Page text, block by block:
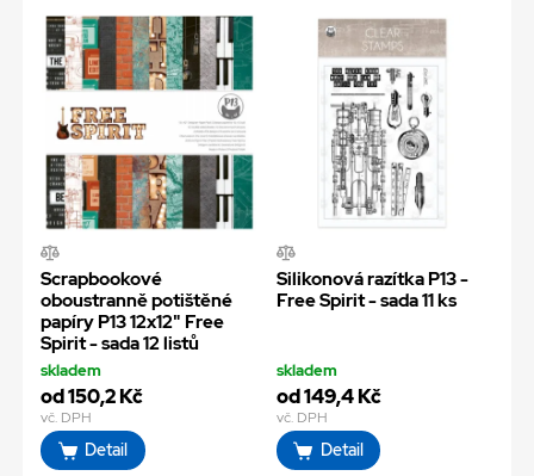
Scrapbookové
oboustranně potištěné
papíry P13 12x12" Free
Spirit - sada 12 listů
skladem
od 150,2 Kč
vč. DPH
Detail
Silikonová razítka P13 -
Free Spirit - sada 11 ks
skladem
od 149,4 Kč
vč. DPH
Detail